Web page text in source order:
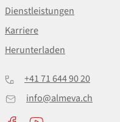
Dienstleistungen
Karriere
Herunterladen
+41 71 644 90 20
info@almeva.ch